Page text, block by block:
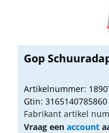
Gop
Artikelnummer:
Gtin: 3165140785860
Fabrikant artikel
Vraag een account